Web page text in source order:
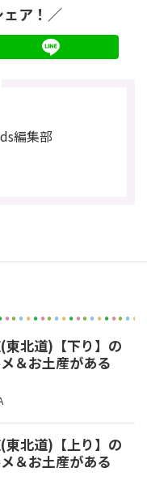
ア！／
編集部
東北道)【下り】の
＆お土産がある
東北道)【上り】の
＆お土産がある